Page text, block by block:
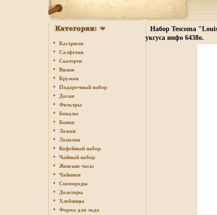
Кастрюли
Салфетки
Скатерти
Вилки
Кружки
Подарочный набор
Доски
Фильтры
Бокалы
Банки
Ложки
Лопатки
Кофейный набор
Чайный набор
Женские часы
Чайники
Сковороды
Дозаторы
Хлебницы
Форма для льда
Набор Tescoma
уксуса инфо 6438o.